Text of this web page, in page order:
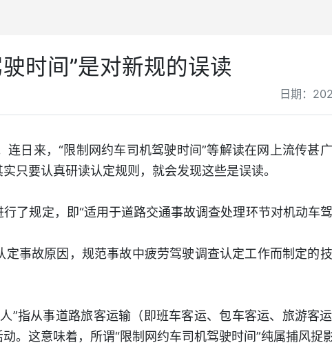
时间”是对新规的误读
日期：
连日来，“限制网约车司机驾驶时间”等解读在网上流传甚
只要认真研读认定规则，就会发现这些是误读。
了规定，即“适用于道路交通事故调查处理环节对机动车
事故原因，规范事故中疲劳驾驶调查认定工作而制定的
”指从事道路旅客运输（即班车客运、包车客运、旅游客
。这意味着，所谓“限制网约车司机驾驶时间”纯属捕风捉影